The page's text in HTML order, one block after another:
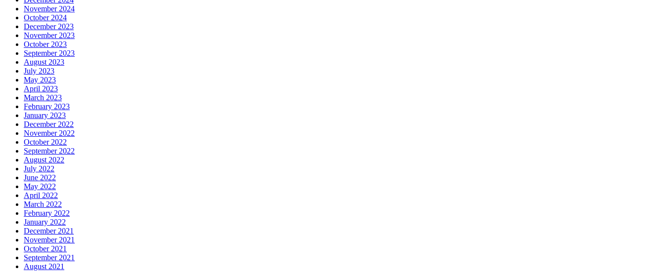
November 2024
October 2024
December 2023
November 2023
October 2023
September 2023
August 2023
July 2023
May 2023
April 2023
March 2023
February 2023
January 2023
December 2022
November 2022
October 2022
September 2022
August 2022
July 2022
June 2022
May 2022
April 2022
March 2022
February 2022
January 2022
December 2021
November 2021
October 2021
September 2021
August 2021